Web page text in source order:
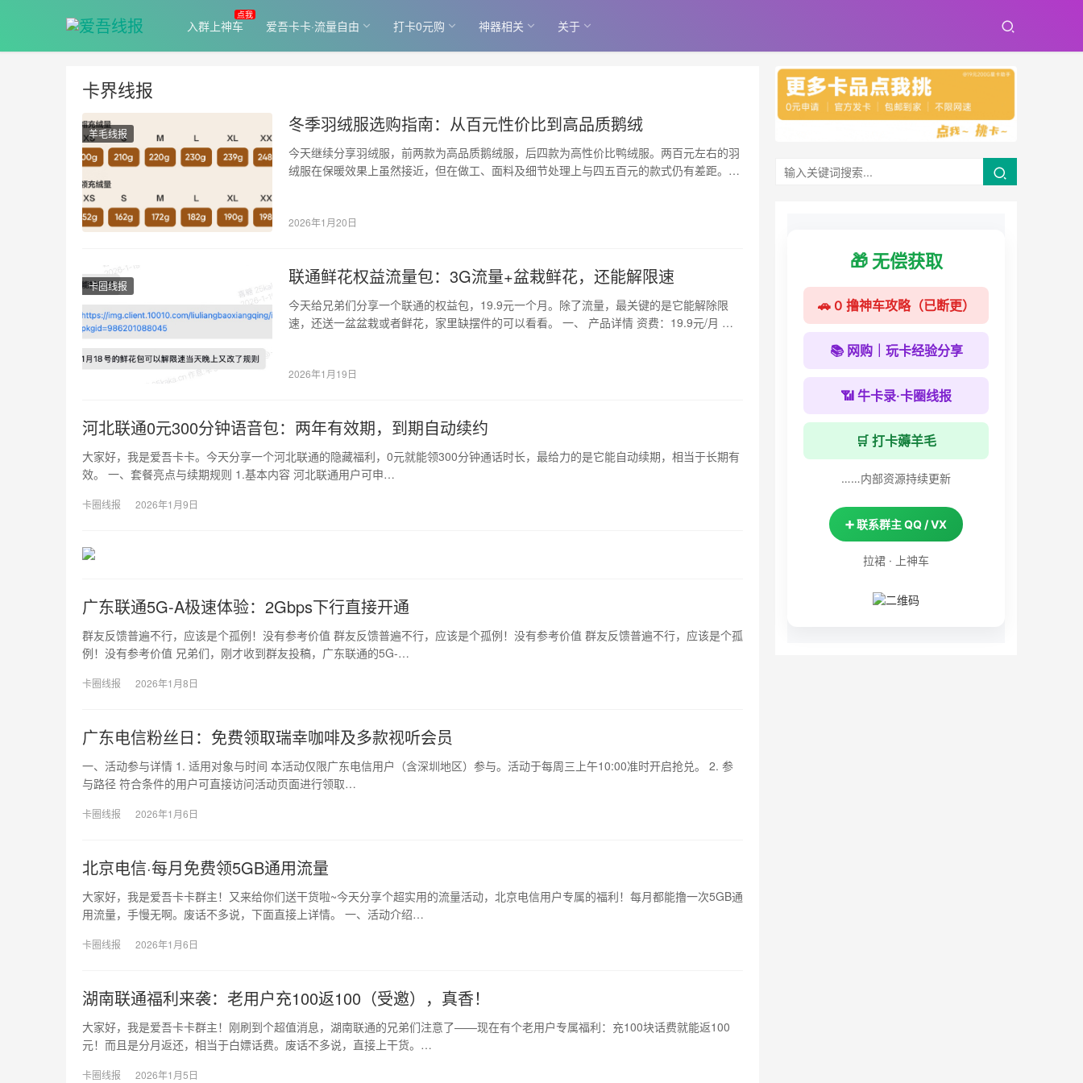
入群上神车 爱吾卡卡·流量自由 打卡0元购 神器相关 关于
卡界线报
羊毛线报 冬季羽绒服选购指南：从百元性价比到高品质鹅绒
今天继续分享羽绒服，前两款为高品质鹅绒服，后四款为高性价比鸭绒服。两百元左右的羽
绒服在保暖效果上虽然接近，但在做工、面料及细节处理上与四五百元的款式仍有差距。
2026年1月20日
卡圈线报 联通鲜花权益流量包：3G流量+盆栽鲜花，还能解限速
今天给兄弟们分享一个联通的权益包，19.9元一个月。除了流量，最关键的是它能解除限
速，还送一盆盆栽或者鲜花，家里缺摆件的可以看看。 一、 产品详情 资费：19.9元/月 包
2026年1月19日
河北联通0元300分钟语音包：两年有效期，到期自动续约
大家好，我是爱吾卡卡。今天分享一个河北联通的隐藏福利，0元就能领300分钟通话时长，最给力的是它能自动续期，相当于长期有
效。 一、套餐亮点与续期规则 1.基本内容 河北联通用户可申…
卡圈线报 2026年1月9日
广东联通5G-A极速体验：2Gbps下行直接开通
群友反馈普遍不行，应该是个孤例！没有参考价值 群友反馈普遍不行，应该是个孤例！没有参考价值 群友反馈普遍不行，应该是个孤
例！没有参考价值 兄弟们，刚才收到群友投稿，广东联通的5G-…
卡圈线报 2026年1月8日
广东电信粉丝日：免费领取瑞幸咖啡及多款视听会员
一、活动参与详情 1. 适用对象与时间 本活动仅限广东电信用户（含深圳地区）参与。活动于每周三上午10:00准时开启抢兑。 2. 参
与路径 符合条件的用户可直接访问活动页面进行领取…
卡圈线报 2026年1月6日
北京电信·每月免费领5GB通用流量
大家好，我是爱吾卡卡群主！又来给你们送干货啦~今天分享个超实用的流量活动，北京电信用户专属的福利！每月都能撸一次5GB通
用流量，手慢无啊。废话不多说，下面直接上详情。 一、活动介绍…
卡圈线报 2026年1月6日
湖南联通福利来袭：老用户充100返100（受邀），真香！
大家好，我是爱吾卡卡群主！刚刷到个超值消息，湖南联通的兄弟们注意了——现在有个老用户专属福利：充100块话费就能返100
元！而且是分月返还，相当于白嫖话费。废话不多说，直接上干货。…
卡圈线报 2026年1月5日
🎁 无偿获取
🚗 0 撸神车攻略（已断更）
📚 网购｜玩卡经验分享
📶 牛卡录·卡圈线报
🛒 打卡薅羊毛
……内部资源持续更新
➕ 联系群主 QQ / VX
拉裙 · 上神车